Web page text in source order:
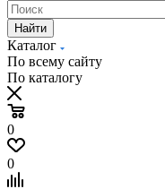
Найти
Каталог
По всему сайту
По каталогу
0
0